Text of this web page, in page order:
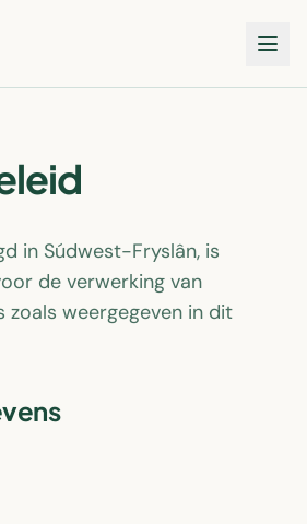
in Súdwest-Fryslân, is
de verwerking van
zoals weergegeven in dit